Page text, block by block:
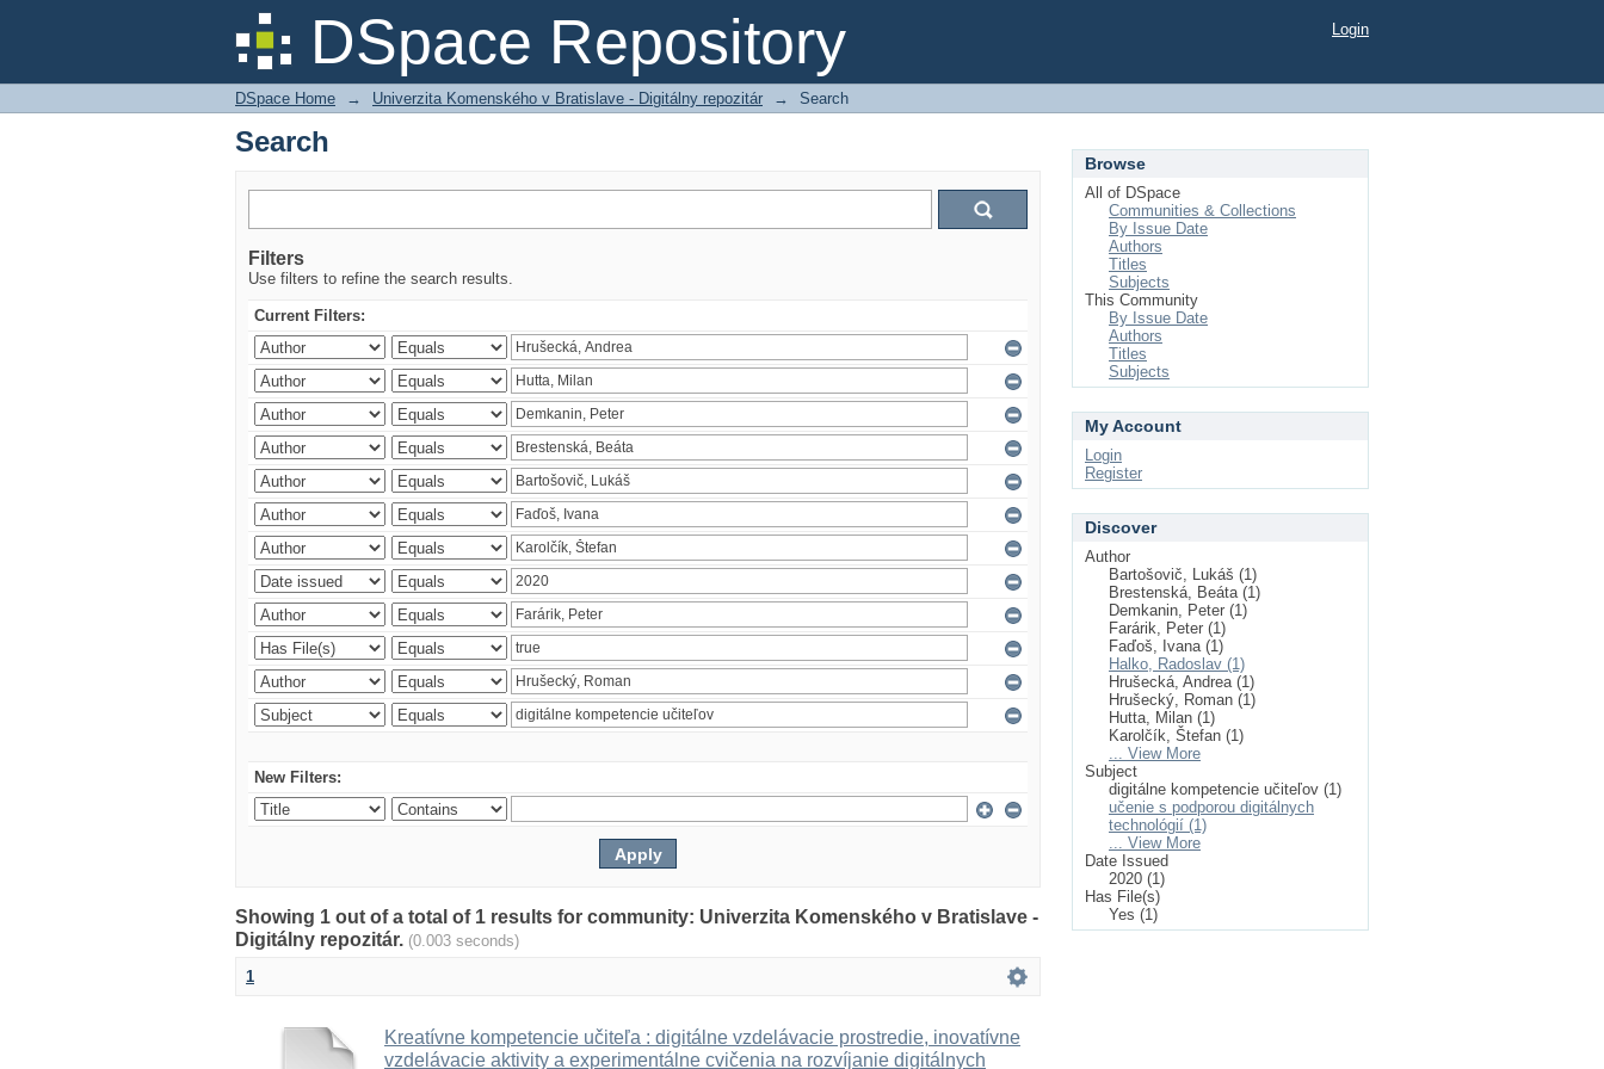
DSpace Repository
Search Login
DSpace Home → Univerzita Komenského v Bratislave - Digitálny repozitár → Search
Search
Filters
Use filters to refine the search results.
Current Filters:
New Filters:
Showing 1 out of a total of 1 results for community: Univerzita Komenského v Bratislave -
Digitálny repozitár. (0.003 seconds)
1
Kreatívne kompetencie učiteľa : digitálne vzdelávacie prostredie, inovatívne
vzdelávacie aktivity a experimentálne cvičenia na rozvíjanie digitálnych
Browse
All of DSpace
Communities & Collections
By Issue Date
Authors
Titles
Subjects
This Community
By Issue Date
Authors
Titles
Subjects
My Account
Login
Register
Discover
Author
Bartošovič, Lukáš (1)
Brestenská, Beáta (1)
Demkanin, Peter (1)
Farárik, Peter (1)
Faďoš, Ivana (1)
Halko, Radoslav (1)
Hrušecká, Andrea (1)
Hrušecký, Roman (1)
Hutta, Milan (1)
Karolčík, Štefan (1)
... View More
Subject
digitálne kompetencie učiteľov (1)
učenie s podporou digitálnych
technológií (1)
... View More
Date Issued
2020 (1)
Has File(s)
Yes (1)